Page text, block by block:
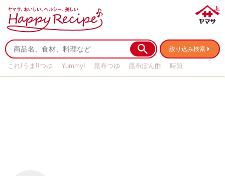
絞り込み検索
これ!うま!!つゆ Yummy! 昆布つゆ 昆布ぽん酢
時短